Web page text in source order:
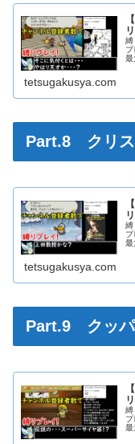
縛
最
tetsugakusya.com
Part.8 クリス
縛
最
tetsugakusya.com
Part.9 クッ
縛
最